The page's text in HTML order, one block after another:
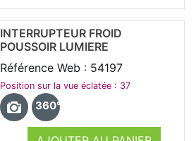
INTERRUPTEUR FROID
POUSSOIR LUMIERE
Référence Web : 54197
Position sur la vue éclatée : 37
360°